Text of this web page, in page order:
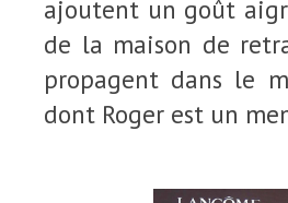
ajoutent un goût
de la maison de
propagent dans le
dont Roger est un